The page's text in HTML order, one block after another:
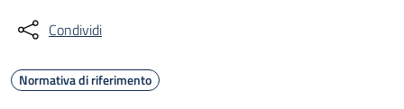
Condividi
Normativa di riferimento